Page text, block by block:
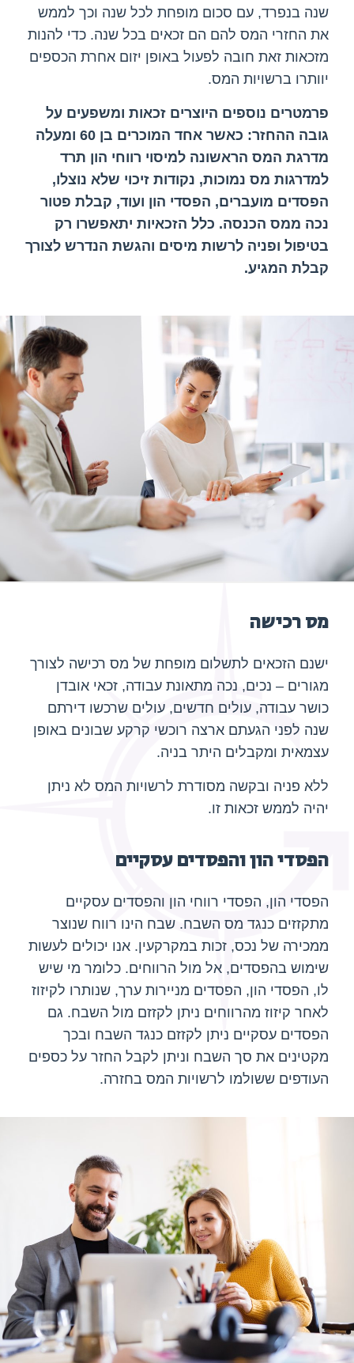
שנה בנפרד, עם סכום מופחת לכל שנה וכך לממש
את החזרי המס להם הם זכאים בכל שנה. כדי להנות
מזכאות זאת חובה לפעול באופן יזום אחרת הכספים
יוותרו ברשויות המס.
פרמטרים נוספים היוצרים זכאות ומשפעים על
גובה ההחזר: כאשר אחד המוכרים בן 60 ומעלה
מדרגת המס הראשונה למיסוי רווחי הון תרד
למדרגות מס נמוכות, נקודות זיכוי שלא נוצלו,
הפסדים מועברים, הפסדי הון ועוד, קבלת פטור
נכה ממס הכנסה. כלל הזכאיות יתאפשרו רק
בטיפול ופניה לרשות מיסים והגשת הנדרש לצורך
קבלת המגיע.
מס רכישה
ישנם הזכאים לתשלום מופחת של מס רכישה לצורך
מגורים – נכים, נכה מתאונת עבודה, זכאי אובדן
כושר עבודה, עולים חדשים, עולים שרכשו דירתם
שנה לפני הגעתם ארצה רוכשי קרקע שבונים באופן
עצמאית ומקבלים היתר בניה.
ללא פניה ובקשה מסודרת לרשויות המס לא ניתן
יהיה לממש זכאות זו.
הפסדי הון והפסדים עסקיים
הפסדי הון, הפסדי רווחי הון והפסדים עסקיים
מתקזזים כנגד מס השבח. שבח הינו רווח שנוצר
ממכירה של נכס, זכות במקרקעין. אנו יכולים לעשות
שימוש בהפסדים, אל מול הרווחים. כלומר מי שיש
לו, הפסדי הון, הפסדים מניירות ערך, שנותרו לקיזוז
לאחר קיזוז מהרווחים ניתן לקזזם מול השבח. גם
הפסדים עסקיים ניתן לקזזם כנגד השבח ובכך
מקטינים את סך השבח וניתן לקבל החזר על כספים
העודפים ששולמו לרשויות המס בחזרה.